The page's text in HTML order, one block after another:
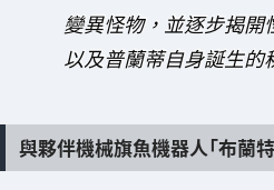
變異怪物，並逐步揭開
以及普蘭蒂自身誕生的
與夥伴機械旗魚機器人「布蘭